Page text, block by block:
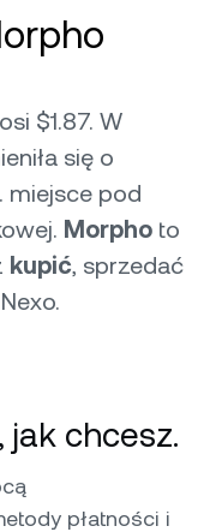
$1.87. W
się o
miejsce pod
Morpho to
kupić, sprzedać
jak chcesz.
płatności i